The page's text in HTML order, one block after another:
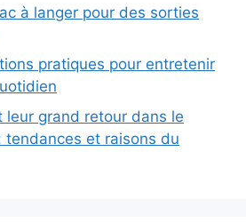
à langer pour des sorties
pratiques pour entretenir
leur grand retour dans le
tendances et raisons du